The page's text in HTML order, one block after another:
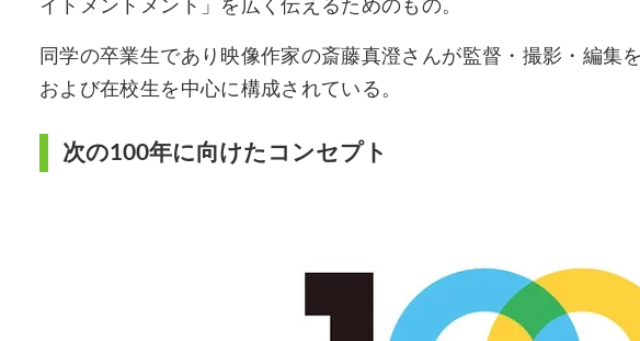
イトメントメント」を広く伝えるためのもの。
同学の卒業生であり映像作家の斎藤真澄さんが監督・撮影・編集
および在校生を中心に構成されている。
次の100年に向けたコンセプト